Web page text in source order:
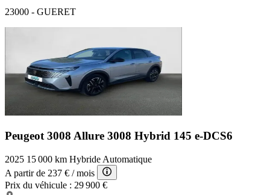
23000 - GUERET
Peugeot 3008 Allure 3008 Hybrid 145 e-DCS6
2025 15 000 km Hybride Automatique
A partir de 237 € / mois
Prix du véhicule : 29 900 €